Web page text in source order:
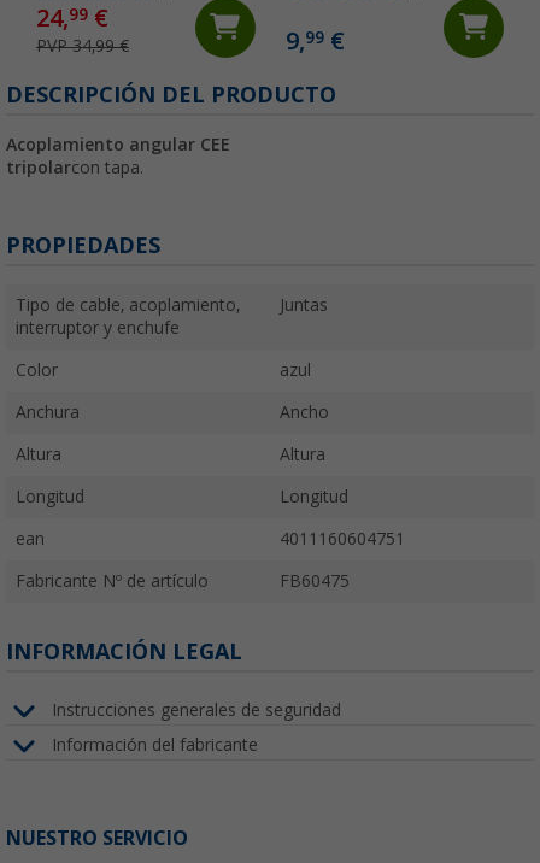
acoplamiento CEE y
acoplamiento de contacto
de puesta a tierra 5m
24,99 €
PVP 34,99 € 9,99€
DESCRIPCIÓN DEL PRODUCTO
Acoplamiento angular CEE
tripolarcon tapa.
PROPIEDADES
Tipo de cable, acoplamiento,
interruptor y enchufe
Juntas
Color azul
Anchura Ancho
Altura Altura
Longitud Longitud
ean 4011160604751
Fabricante Nº de artículo FB60475
INFORMACIÓN LEGAL
Instrucciones generales de seguridad
Información del fabricante
NUESTRO SERVICIO